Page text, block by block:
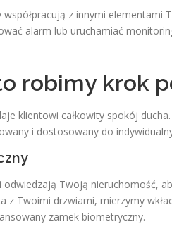
współpracują z innymi elementami
alarm lub uruchamiać
robimy krok
klientowi całkowity spokój
i dostosowany do
Twoją nieruchomość,
z Twoimi drzwiami, mierzymy
zamek biometryczny.